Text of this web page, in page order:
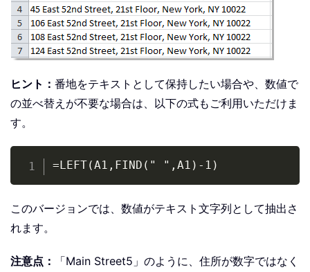
ヒント： 番地をテキストとして保持したい場合や、数値で
の並べ替えが不要な場合は、以下の式もご利用いただけま
す。
=LEFT(A1,FIND(" ",A1)-1)
このバージョンでは、数値がテキスト文字列として抽出さ
れます。
注意点：
「Main Street5」のように、住所が数字ではなく